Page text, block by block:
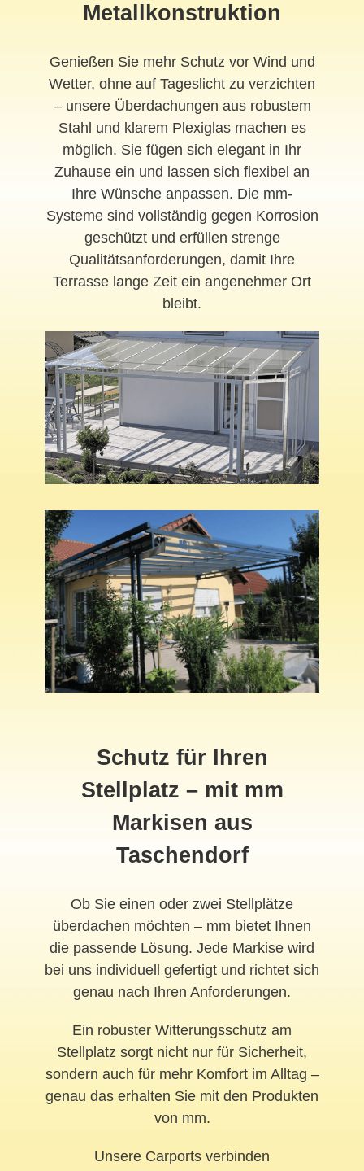
Metallkonstruktion
Genießen Sie mehr Schutz vor Wind und
Wetter, ohne auf Tageslicht zu verzichten
– unsere Überdachungen aus robustem
Stahl und klarem Plexiglas machen es
möglich. Sie fügen sich elegant in Ihr
Zuhause ein und lassen sich flexibel an
Ihre Wünsche anpassen. Die mm-
Systeme sind vollständig gegen Korrosion
geschützt und erfüllen strenge
Qualitätsanforderungen, damit Ihre
Terrasse lange Zeit ein angenehmer Ort
bleibt.
Schutz für Ihren
Stellplatz – mit mm
Markisen aus
Taschendorf
Ob Sie einen oder zwei Stellplätze
überdachen möchten – mm bietet Ihnen
die passende Lösung. Jede Markise wird
bei uns individuell gefertigt und richtet sich
genau nach Ihren Anforderungen.
Ein robuster Witterungsschutz am
Stellplatz sorgt nicht nur für Sicherheit,
sondern auch für mehr Komfort im Alltag –
genau das erhalten Sie mit den Produkten
von mm.
Unsere Carports verbinden